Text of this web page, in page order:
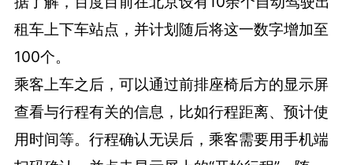
租车上下车站点，并计划随后将这一数字增加至
100个。
乘客上车之后，可以通过前排座椅后方的显示屏
查看与行程有关的信息，比如行程距离、预计使
用时间等。行程确认无误后，乘客需要用手机端